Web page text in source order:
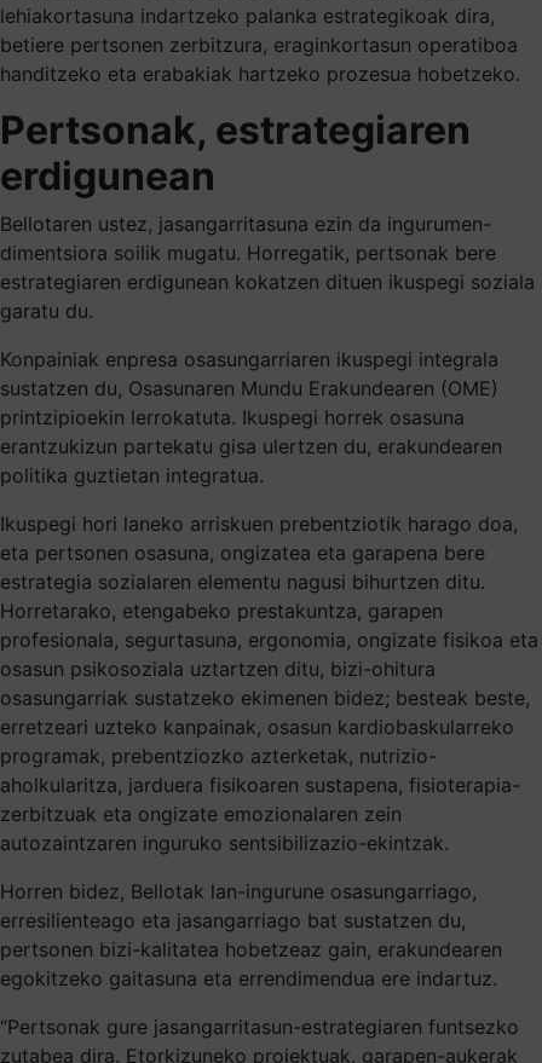
lehiakortasuna indartzeko palanka estrategikoak dira,
betiere pertsonen zerbitzura, eraginkortasun operatiboa
handitzeko eta erabakiak hartzeko prozesua hobetzeko.
Pertsonak, estrategiaren
erdigunean
Bellotaren ustez, jasangarritasuna ezin da ingurumen-
dimentsiora soilik mugatu. Horregatik, pertsonak bere
estrategiaren erdigunean kokatzen dituen ikuspegi soziala
garatu du.
Konpainiak enpresa osasungarriaren ikuspegi integrala
sustatzen du, Osasunaren Mundu Erakundearen (OME)
printzipioekin lerrokatuta. Ikuspegi horrek osasuna
erantzukizun partekatu gisa ulertzen du, erakundearen
politika guztietan integratua.
Ikuspegi hori laneko arriskuen prebentziotik harago doa,
eta pertsonen osasuna, ongizatea eta garapena bere
estrategia sozialaren elementu nagusi bihurtzen ditu.
Horretarako, etengabeko prestakuntza, garapen
profesionala, segurtasuna, ergonomia, ongizate fisikoa eta
osasun psikosoziala uztartzen ditu, bizi-ohitura
osasungarriak sustatzeko ekimenen bidez; besteak beste,
erretzeari uzteko kanpainak, osasun kardiobaskularreko
programak, prebentziozko azterketak, nutrizio-
aholkularitza, jarduera fisikoaren sustapena, fisioterapia-
zerbitzuak eta ongizate emozionalaren zein
autozaintzaren inguruko sentsibilizazio-ekintzak.
Horren bidez, Bellotak lan-ingurune osasungarriago,
erresilienteago eta jasangarriago bat sustatzen du,
pertsonen bizi-kalitatea hobetzeaz gain, erakundearen
egokitzeko gaitasuna eta errendimendua ere indartuz.
“Pertsonak gure jasangarritasun-estrategiaren funtsezko
zutabea dira. Etorkizuneko proiektuak, garapen-aukerak